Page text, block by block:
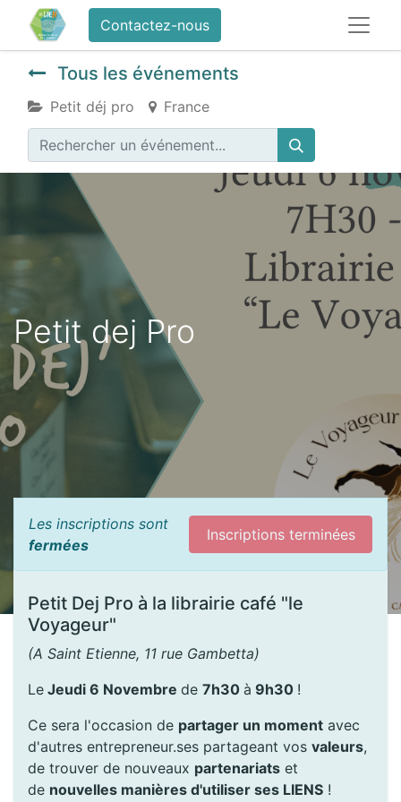
Contactez-nous
Tous les événements
Petit déj pro France
Petit dej Pro
Les inscriptions sont
fermées
Inscriptions terminées
Petit Dej Pro à la librairie café "le
Voyageur"
(A Saint Etienne, 11 rue Gambetta)
Le Jeudi 6 Novembre de 7h30 à 9h30 !
Ce sera l'occasion de partager un moment avec
d'autres entrepreneur.ses partageant vos valeurs,
de trouver de nouveaux partenariats et
de nouvelles manières d'utiliser ses LIENS !